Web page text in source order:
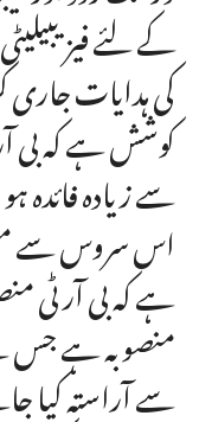
کے لئے
کی ہدایات
کوشش ہے کہ بی
سے زیادہ
اس سروس سے
ہے کہ بی آر
منصوبہ ہے جس
سے آراستہ کیا